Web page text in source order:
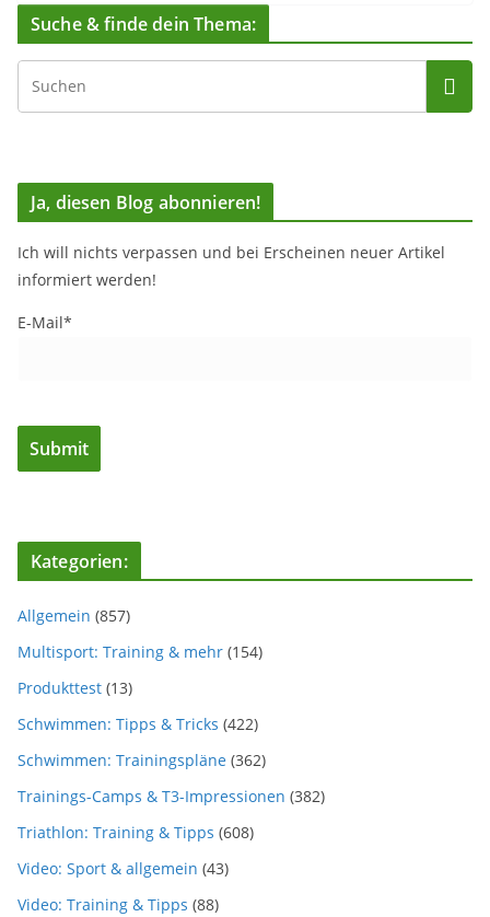
Suche & finde dein Thema:
Ja, diesen Blog abonnieren!
Ich will nichts verpassen und bei Erscheinen neuer Artikel
informiert werden!
E-Mail*
Kategorien:
Allgemein (857)
Multisport: Training & mehr (154)
Produkttest (13)
Schwimmen: Tipps & Tricks (422)
Schwimmen: Trainingspläne (362)
Trainings-Camps & T3-Impressionen (382)
Triathlon: Training & Tipps (608)
Video: Sport & allgemein (43)
Video: Training & Tipps (88)